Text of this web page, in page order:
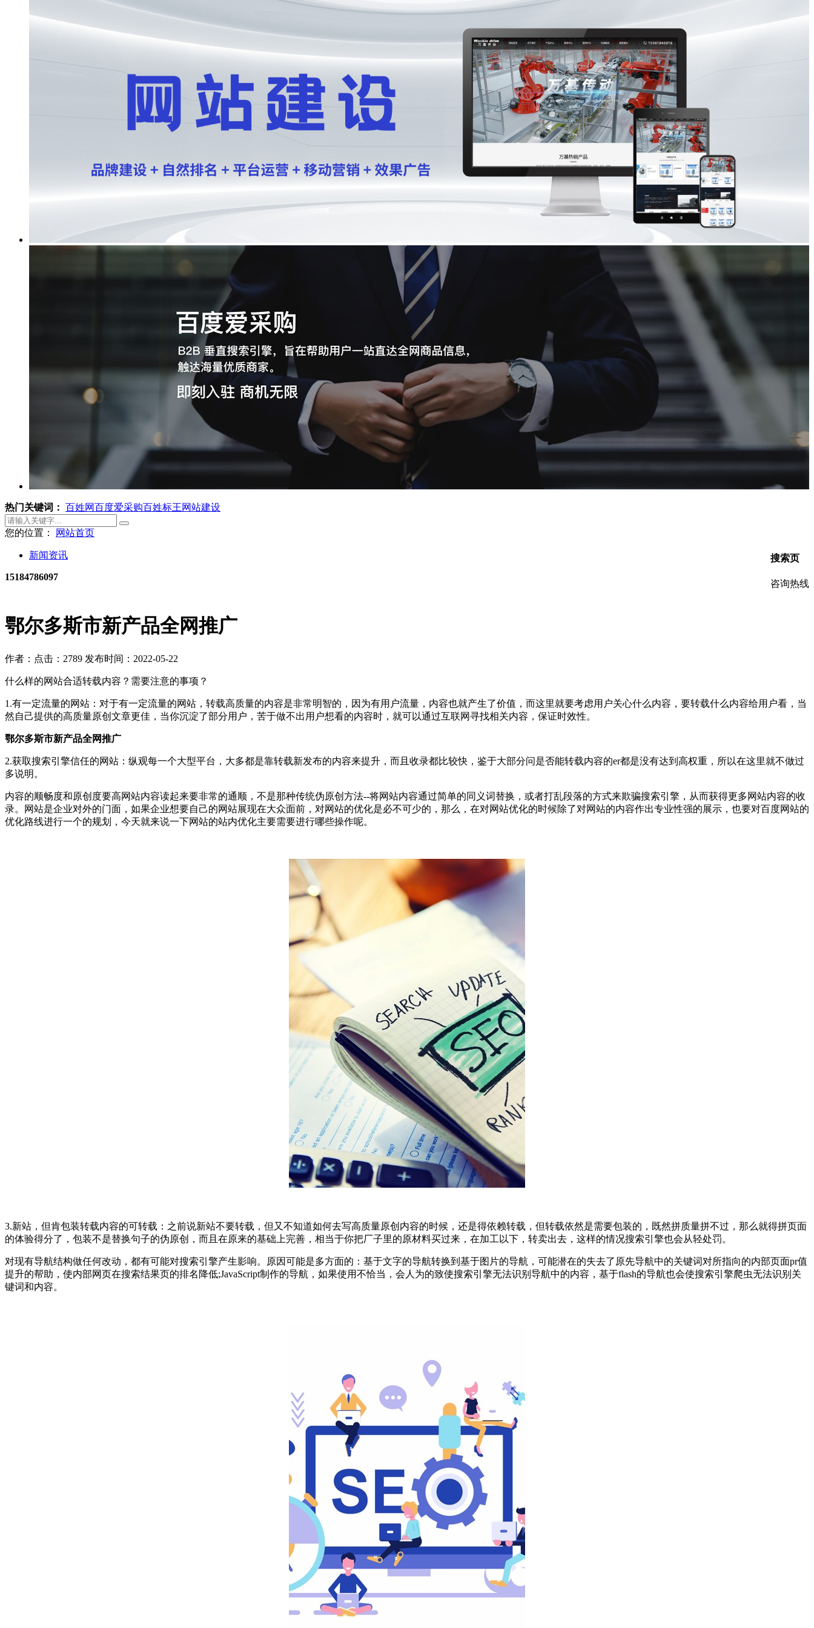
热门关键词： 百姓网百度爱采购百姓标王网站建设
您的位置： 网站首页
搜索页
咨询热线
鄂尔多斯市新产品全网推广
作者： 点击：2789 发布时间：2022-05-22
什么样的网站合适转载内容？需要注意的事项？
1.有一定流量的网站：对于有一定流量的网站，转载高质量的内容是非常明智的，因为有用户流量，内容也就产生了价值，而这里就要考虑用户关心什么内容，要转载什么内容给用户看，当
然自己提供的高质量原创文章更佳，当你沉淀了部分用户，苦于做不出用户想看的内容时，就可以通过互联网寻找相关内容，保证时效性。
鄂尔多斯市新产品全网推广
2.获取搜索引擎信任的网站：纵观每一个大型平台，大多都是靠转载新发布的内容来提升，而且收录都比较快，鉴于大部分问是否能转载内容的er都是没有达到高权重，所以在这里就不做过
多说明。
内容的顺畅度和原创度要高网站内容读起来要非常的通顺，不是那种传统伪原创方法--将网站内容通过简单的同义词替换，或者打乱段落的方式来欺骗搜索引擎，从而获得更多网站内容的收
录。网站是企业对外的门面，如果企业想要自己的网站展现在大众面前，对网站的优化是必不可少的，那么，在对网站优化的时候除了对网站的内容作出专业性强的展示，也要对百度网站的
优化路线进行一个的规划，今天就来说一下网站的站内优化主要需要进行哪些操作呢。
3.新站，但肯包装转载内容的可转载：之前说新站不要转载，但又不知道如何去写高质量原创内容的时候，还是得依赖转载，但转载依然是需要包装的，既然拼质量拼不过，那么就得拼页面
的体验得分了，包装不是替换句子的伪原创，而且在原来的基础上完善，相当于你把厂子里的原材料买过来，在加工以下，转卖出去，这样的情况搜索引擎也会从轻处罚。
对现有导航结构做任何改动，都有可能对搜索引擎产生影响。原因可能是多方面的：基于文字的导航转换到基于图片的导航，可能潜在的失去了原先导航中的关键词对所指向的内部页面pr值
提升的帮助，使内部网页在搜索结果页的排名降低;JavaScript制作的导航，如果使用不恰当，会人为的致使搜索引擎无法识别导航中的内容，基于flash的导航也会使搜索引擎爬虫无法识别关
键词和内容。
新闻资讯
15184786097